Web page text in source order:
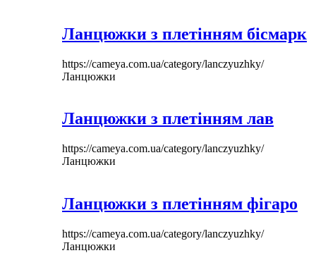
Ланцюжки з плетінням бісмарк
https://cameya.com.ua/category/lanczyuzhky/
Ланцюжки
Ланцюжки з плетінням лав
https://cameya.com.ua/category/lanczyuzhky/
Ланцюжки
Ланцюжки з плетінням фігаро
https://cameya.com.ua/category/lanczyuzhky/
Ланцюжки